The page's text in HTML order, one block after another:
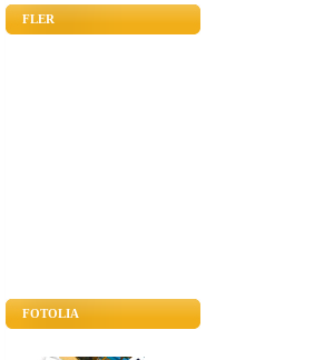
FLER
FOTOLIA